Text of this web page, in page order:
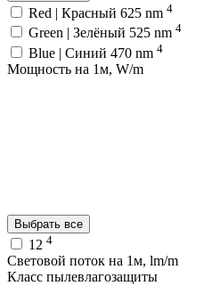
Red | Красный 625 nm 4
Green | Зелёный 525 nm 4
Blue | Синий 470 nm 4
Мощность на 1м, W/m
Выбрать все
12 4
Световой поток на 1м, lm/m
Класс пылевлагозащиты